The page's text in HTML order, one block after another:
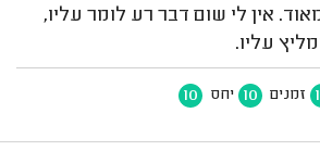
אין לי שום דבר רע לומר עליו,
עליו.
זמנים 10 יחס 10